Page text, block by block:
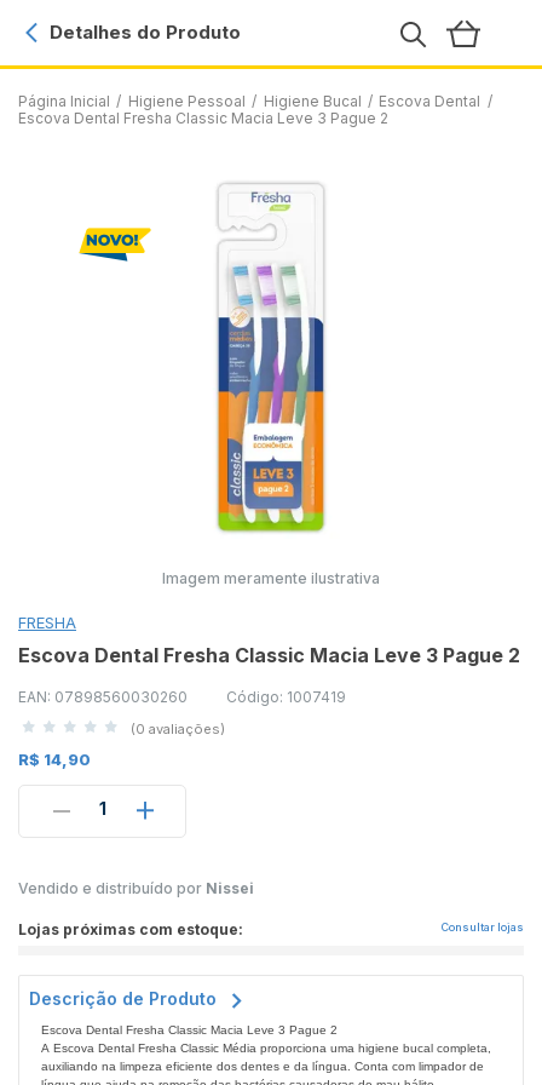
Página Inicial / Higiene Pessoal / Higiene Bucal / Escova Dental /
Escova Dental Fresha Classic Macia Leve 3 Pague 2
Detalhes do Produto
Imagem meramente ilustrativa
FRESHA
Escova Dental Fresha Classic Macia Leve 3 Pague 2
EAN: 07898560030260 Código: 1007419
(0 avaliações)
R$ 14,90
1
Vendido e distribuído por Nissei
Lojas próximas com estoque: Consultar lojas
Descrição de Produto
Escova Dental Fresha Classic Macia Leve 3 Pague 2
A Escova Dental Fresha Classic Média proporciona uma higiene bucal completa,
auxiliando na limpeza eficiente dos dentes e da língua. Conta com limpador de